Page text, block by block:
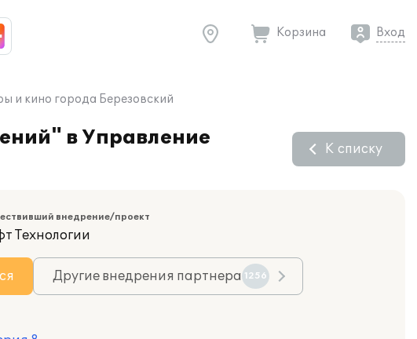
Корзина Вход
и кино города Березовский
в Управление
К списку
внедрение/проект
Технологии
Другие внедрения партнера 1256